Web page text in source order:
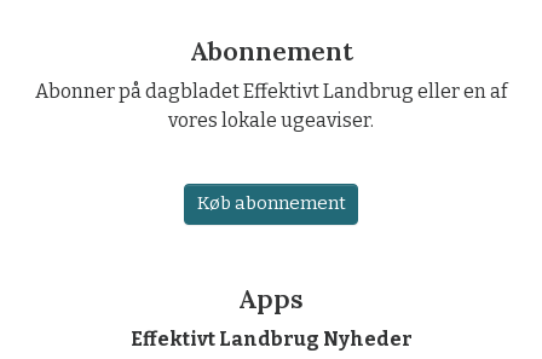
Abonnement
Abonner på dagbladet Effektivt Landbrug eller en af
vores lokale ugeaviser.
Køb abonnement
Apps
Effektivt Landbrug Nyheder